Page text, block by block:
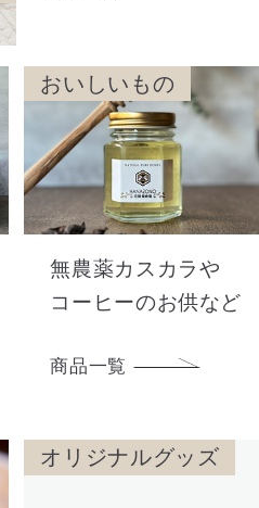
おいしいもの
無農薬カスカラや
コーヒーのお供など
商品一覧
オリジナルグッズ